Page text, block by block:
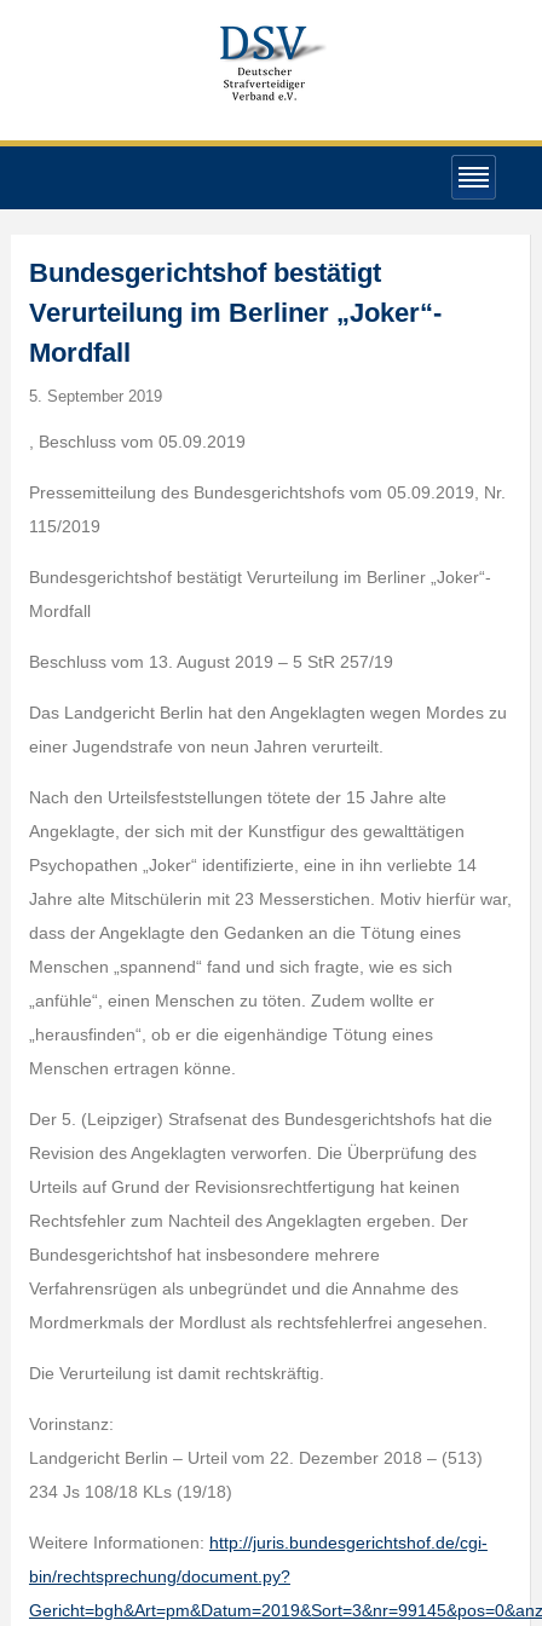
Bundesgerichtshof bestätigt
Verurteilung im Berliner „Joker“-
Mordfall
5. September 2019
, Beschluss vom 05.09.2019
Pressemitteilung des Bundesgerichtshofs vom 05.09.2019, Nr.
115/2019
Bundesgerichtshof bestätigt Verurteilung im Berliner „Joker“-
Mordfall
Beschluss vom 13. August 2019 – 5 StR 257/19
Das Landgericht Berlin hat den Angeklagten wegen Mordes zu
einer Jugendstrafe von neun Jahren verurteilt.
Nach den Urteilsfeststellungen tötete der 15 Jahre alte
Angeklagte, der sich mit der Kunstfigur des gewalttätigen
Psychopathen „Joker“ identifizierte, eine in ihn verliebte 14
Jahre alte Mitschülerin mit 23 Messerstichen. Motiv hierfür war,
dass der Angeklagte den Gedanken an die Tötung eines
Menschen „spannend“ fand und sich fragte, wie es sich
„anfühle“, einen Menschen zu töten. Zudem wollte er
„herausfinden“, ob er die eigenhändige Tötung eines
Menschen ertragen könne.
Der 5. (Leipziger) Strafsenat des Bundesgerichtshofs hat die
Revision des Angeklagten verworfen. Die Überprüfung des
Urteils auf Grund der Revisionsrechtfertigung hat keinen
Rechtsfehler zum Nachteil des Angeklagten ergeben. Der
Bundesgerichtshof hat insbesondere mehrere
Verfahrensrügen als unbegründet und die Annahme des
Mordmerkmals der Mordlust als rechtsfehlerfrei angesehen.
Die Verurteilung ist damit rechtskräftig.
Vorinstanz:
Landgericht Berlin – Urteil vom 22. Dezember 2018 – (513)
234 Js 108/18 KLs (19/18)
Weitere Informationen: http://juris.bundesgerichtshof.de/cgi-
bin/rechtsprechung/document.py?